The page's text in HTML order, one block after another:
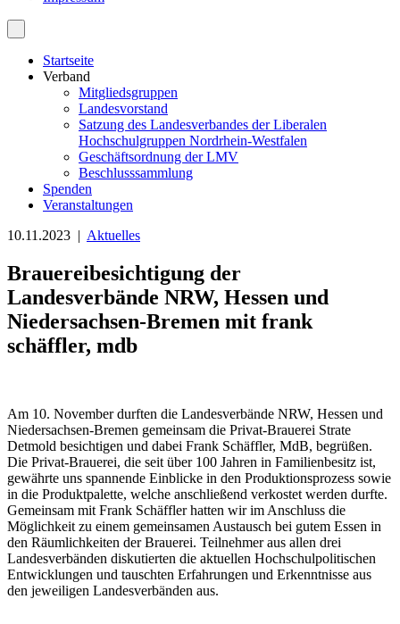
Startseite
Verband
Mitgliedsgruppen
Landesvorstand
Satzung des Landesverbandes der Liberalen
Hochschulgruppen Nordrhein-Westfalen
Geschäftsordnung der LMV
Beschlusssammlung
Spenden
Veranstaltungen
10.11.2023 | Aktuelles
Brauereibesichtigung der
Landesverbände NRW, Hessen und
Niedersachsen-Bremen mit frank
schäffler, mdb
Am 10. November durften die Landesverbände NRW, Hessen und
Niedersachsen-Bremen gemeinsam die Privat-Brauerei Strate
Detmold besichtigen und dabei Frank Schäffler, MdB, begrüßen.
Die Privat-Brauerei, die seit über 100 Jahren in Familienbesitz ist,
gewährte uns spannende Einblicke in den Produktionsprozess sowie
in die Produktpalette, welche anschließend verkostet werden durfte.
Gemeinsam mit Frank Schäffler hatten wir im Anschluss die
Möglichkeit zu einem gemeinsamen Austausch bei gutem Essen in
den Räumlichkeiten der Brauerei. Teilnehmer aus allen drei
Landesverbänden diskutierten die aktuellen Hochschulpolitischen
Entwicklungen und tauschten Erfahrungen und Erkenntnisse aus
den jeweiligen Landesverbänden aus.